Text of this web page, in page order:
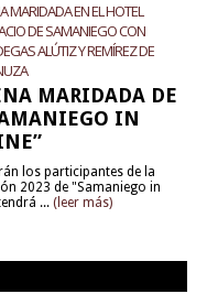
MARIDADA EN EL HOTEL
DE SAMANIEGO CON
ALÚTIZ Y REMÍREZ DE
MARIDADA DE
IN
los participantes de la
2023 de "Samaniego in
... (leer más)